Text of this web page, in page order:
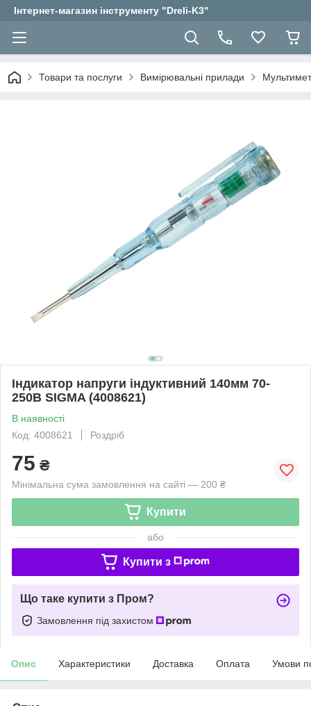
Інтернет-магазин інструменту "Dreli-K3"
Товари та послуги Вимірювальні прилади
Індикатор напруги індуктивний 140мм 70-
250В SIGMA (4008621)
В наявності
Код: 4008621
Роздріб
75 ₴
Мінімальна сума замовлення на сайті — 200 ₴
Купити
або
Купити з
Що таке купити з Пром?
Замовлення під захистом
Опис Характеристики Доставка Оплата Умови